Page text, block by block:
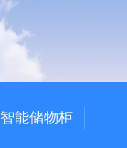
智能储物柜